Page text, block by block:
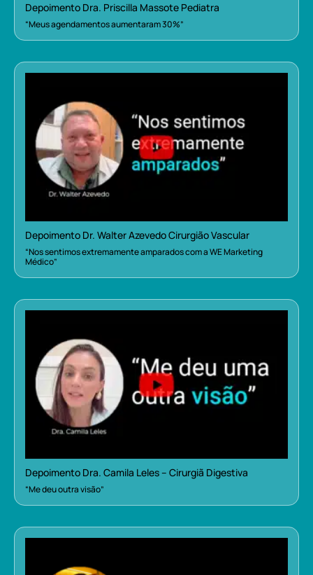
Depoimento Dra. Priscilla Massote Pediatra
“Meus agendamentos aumentaram 30%”
Depoimento Dr. Walter Azevedo Cirurgião Vascular
“Nos sentimos extremamente amparados com a WE Marketing
Médico”
Depoimento Dra. Camila Leles – Cirurgiã Digestiva
“Me deu outra visão”